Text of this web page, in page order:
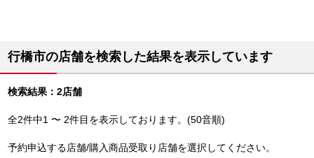
行橋市の店舗を検索した結果を表示しています
検索結果：2店舗
全2件中1 〜 2件目を表示しております。(50音順)
予約申込する店舗/購入商品受取り店舗を選択してください。